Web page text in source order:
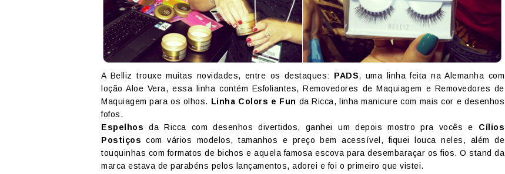
A Belliz trouxe muitas novidades, entre os destaques: PADS, uma linha feita na Alemanha com
loção Aloe Vera, essa linha contém Esfoliantes, Removedores de Maquiagem e Removedores de
Maquiagem para os olhos. Linha Colors e Fun da Ricca, linha manicure com mais cor e desenhos
fofos.
Espelhos da Ricca com desenhos divertidos, ganhei um depois mostro pra vocês e Cílios
Postiços com vários modelos, tamanhos e preço bem acessível, fiquei louca neles, além de
touquinhas com formatos de bichos e aquela famosa escova para desembaraçar os fios. O stand da
marca estava de parabéns pelos lançamentos, adorei e foi o primeiro que vistei.